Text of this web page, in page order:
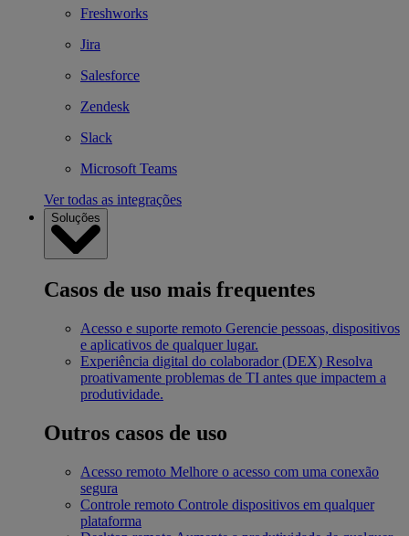
Freshworks
Jira
Salesforce
Zendesk
Slack
Microsoft Teams
Ver todas as integrações
Soluções
Casos de uso mais frequentes
Acesso e suporte remoto Gerencie pessoas, dispositivos
e aplicativos de qualquer lugar.
Experiência digital do colaborador (DEX) Resolva
proativamente problemas de TI antes que impactem a
produtividade.
Outros casos de uso
Acesso remoto Melhore o acesso com uma conexão
segura
Controle remoto Controle dispositivos em qualquer
plataforma